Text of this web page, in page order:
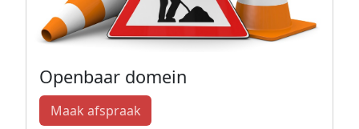
Openbaar domein
Maak afspraak